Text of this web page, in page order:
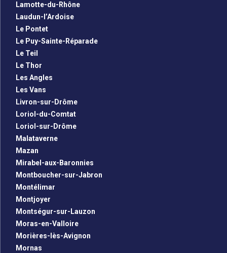
Lamotte-du-Rhône
Laudun-l’Ardoise
Le Pontet
Le Puy-Sainte-Réparade
Le Teil
Le Thor
Les Angles
Les Vans
Livron-sur-Drôme
Loriol-du-Comtat
Loriol-sur-Drôme
Malataverne
Mazan
Mirabel-aux-Baronnies
Montboucher-sur-Jabron
Montélimar
Montjoyer
Montségur-sur-Lauzon
Moras-en-Valloire
Morières-lès-Avignon
Mornas